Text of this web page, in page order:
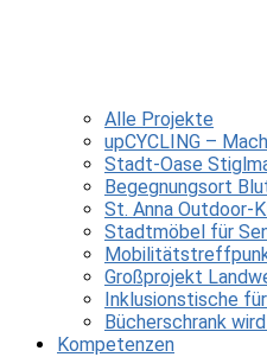
Alle Projekte
upCYCLING –
Stadt-Oase
Begegnungsort
St. Anna Outdoor-
Stadtmöbel für
Großprojekt
Inklusionstische
Bücherschrank
Kompetenzen